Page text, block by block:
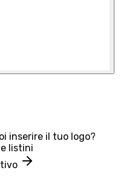
inserire il tuo logo?
listini